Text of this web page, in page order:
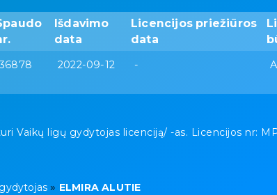
Išdavimo
data
Licencijos priežiūros
data
2022-09-12 -
Vaikų ligų gydytojas licenciją/ -as. Licencijos nr:
» ELMIRA ALUTIE